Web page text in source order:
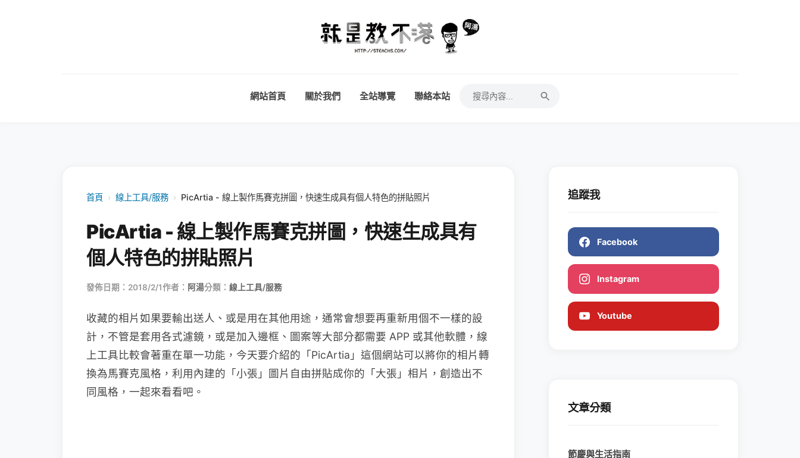
網站首頁 關於我們 全站導覽 聯絡本站
首頁 › 線上工具/服務 › PicArtia - 線上製作馬賽克拼圖，快速生成具有個人特色的拼貼照片
PicArtia - 線上製作馬賽克拼圖，快速生成具有
個人特色的拼貼照片
發佈日期：2018/2/1作者： 阿湯分類： 線上工具/服務
收藏的相片如果要輸出送人、或是用在其他用途，通常會想要再重新用個不一樣的設
計，不管是套用各式濾鏡，或是加入邊框、圖案等大部分都需要 APP 或其他軟體，線
上工具比較會著重在單一功能，今天要介紹的「PicArtia」這個網站可以將你的相片轉
換為馬賽克風格，利用內建的「小張」圖片自由拼貼成你的「大張」相片，創造出不
同風格，一起來看看吧。
追蹤我
Facebook
Instagram
Youtube
文章分類
節慶與生活指南